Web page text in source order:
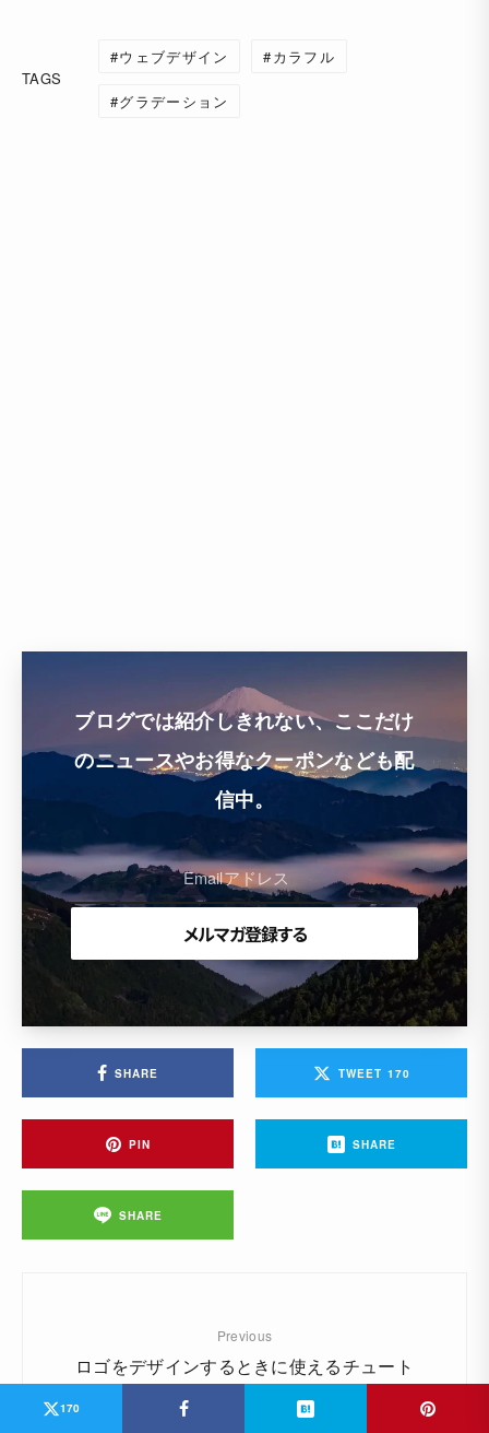
TAGS
ウェブデザイン カラフル
グラデーション
ブログでは紹介しきれない、ここだけ
のニュースやお得なクーポンなども配
信中。
SHARE TWEET 170
PIN SHARE
SHARE
Previous
ロゴをデザインするときに使えるチュート
リアル＆テクニック30個まとめ
170